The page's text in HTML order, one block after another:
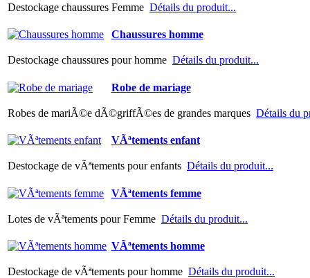
Destockage chaussures Femme Détails du produit...
Chaussures homme
Destockage chaussures pour homme Détails du produit...
Robe de mariage
Robes de mariÃ©e dÃ©griffÃ©es de grandes marques Détails du
VÃªtements enfant
Destockage de vÃªtements pour enfants Détails du produit...
VÃªtements femme
Lotes de vÃªtements pour Femme Détails du produit...
VÃªtements homme
Destockage de vÃªtements pour homme Détails du produit...